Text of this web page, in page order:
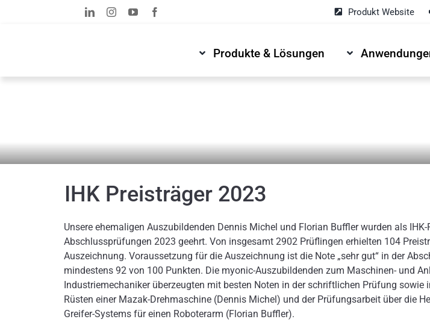
Produkt Website
Produkte & Lösungen
IHK Preisträger 2023
Unsere ehemaligen Auszubildenden Dennis Michel und Florian Buffler wurden als IHK-
Abschlussprüfungen 2023 geehrt. Von insgesamt 2902 Prüflingen erhielten 104
Auszeichnung. Voraussetzung für die Auszeichnung ist die Note „sehr gut“ in der
mindestens 92 von 100 Punkten. Die myonic-Auszubildenden zum Maschinen- und
Industriemechaniker überzeugten mit besten Noten in der schriftlichen Prüfung sowie
Rüsten einer Mazak-Drehmaschine (Dennis Michel) und der Prüfungsarbeit über die
Greifer-Systems für einen Roboterarm (Florian Buffler).